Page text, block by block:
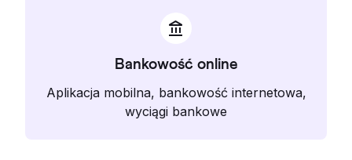
Bankowość online
Aplikacja mobilna, bankowość internetowa,
wyciągi bankowe